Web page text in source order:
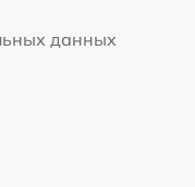
данных